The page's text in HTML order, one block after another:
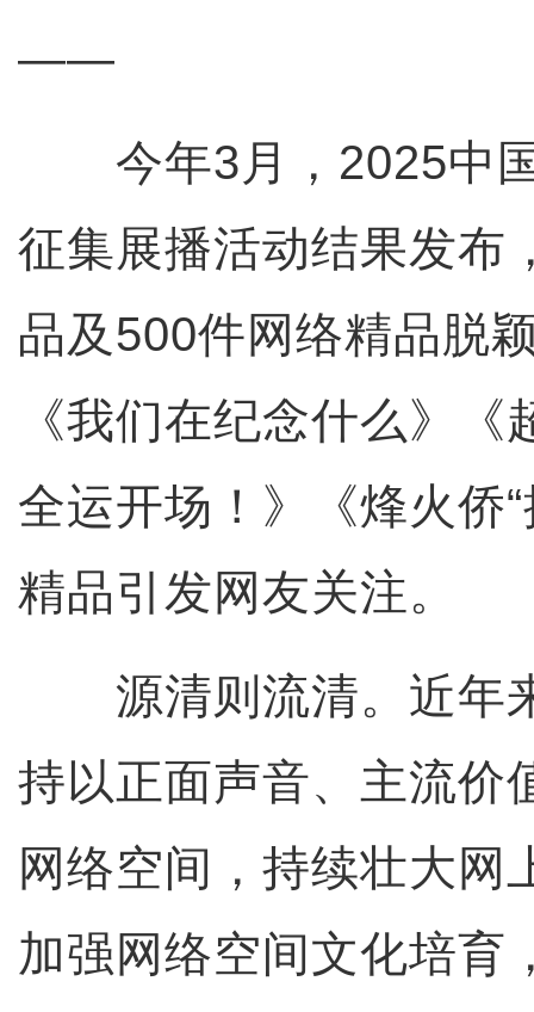
——
今年3月，2025中国
征集展播活动结果发布
品及500件网络精品脱
《我们在纪念什么》
全运开场！》《烽火侨
精品引发网友关注。
源清则流清。近年
持以正面声音、主流价
网络空间，持续壮大网
加强网络空间文化培育